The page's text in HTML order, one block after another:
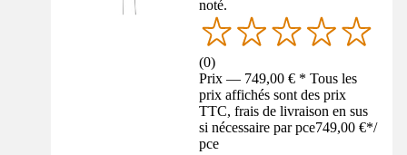
noté.
(0)
Prix — 749,00 € * Tous les
prix affichés sont des prix
TTC, frais de livraison en sus
si nécessaire par pce749,00 €*/
pce